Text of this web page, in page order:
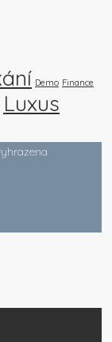
Demo Finance
Luxus